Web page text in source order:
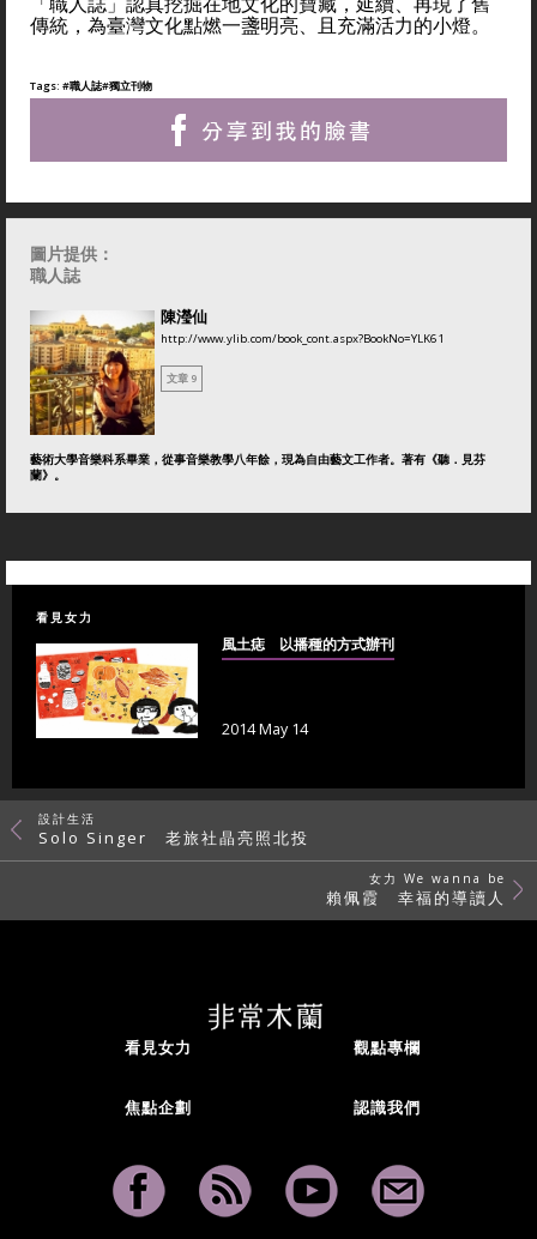
傳統，為臺灣文化點燃一盞明亮、且充滿活力的小燈。
Tags: #職人誌#獨立刊物
圖片提供：
職人誌
陳瀅仙
http://www.ylib.com/book_cont.aspx?BookNo=YLK61
文章 9
藝術大學音樂科系畢業，從事音樂教學八年餘，現為自由藝文工作者。著有《聽．見芬
蘭》。
看見女力
風土痣 以播種的方式辦刊
2014 May 14
設計生活
Solo Singer 老旅社晶亮照北投
女力 We wanna be
賴佩霞 幸福的導讀人
看見女力 觀點專欄
焦點企劃 認識我們